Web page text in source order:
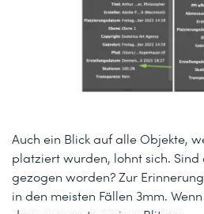
Auch ein Blick auf alle Objekte,
platziert wurden, lohnt sich. Sind
gezogen worden? Zur
in den meisten Fällen 3mm.